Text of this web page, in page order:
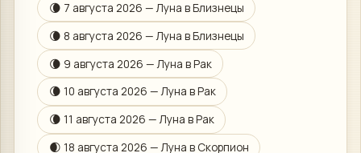
🌘 7 августа 2026 — Луна вБлизнецы
🌘 8 августа 2026 — Луна вБлизнецы
🌘 9 августа 2026 — Луна вРак
🌘 10 августа 2026 — Луна вРак
🌘 11 августа 2026 — Луна вРак
🌒 18 августа 2026 — Луна в Скорпион